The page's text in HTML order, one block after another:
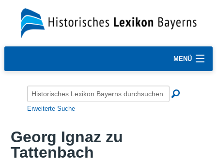
MENÜ
Erweiterte Suche
Georg Ignaz zu
Tattenbach